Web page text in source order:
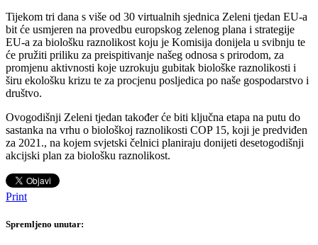
Tijekom tri dana s više od 30 virtualnih sjednica Zeleni tjedan EU-a
bit će usmjeren na provedbu europskog zelenog plana i strategije
EU-a za biološku raznolikost koju je Komisija donijela u svibnju te
će pružiti priliku za preispitivanje našeg odnosa s prirodom, za
promjenu aktivnosti koje uzrokuju gubitak biološke raznolikosti i
širu ekološku krizu te za procjenu posljedica po naše gospodarstvo i
društvo.
Ovogodišnji Zeleni tjedan također će biti ključna etapa na putu do
sastanka na vrhu o biološkoj raznolikosti COP 15, koji je predviđen
za 2021., na kojem svjetski čelnici planiraju donijeti desetogodišnji
akcijski plan za biološku raznolikost.
Print
Spremljeno unutar: